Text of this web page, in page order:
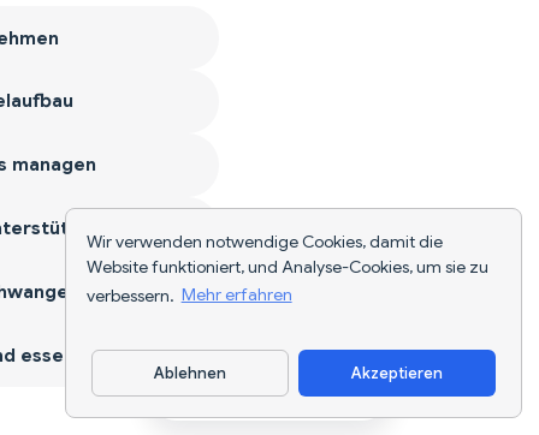
Wir verwenden notwendige Cookies, damit die
Website funktioniert, und Analyse-Cookies, um sie zu
verbessern. Mehr erfahren
Ablehnen Akzeptieren
App herunterladen
managen
essen